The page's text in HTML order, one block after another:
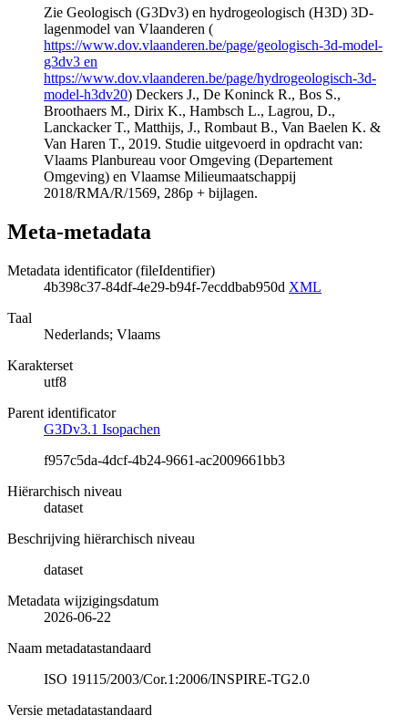
Zie Geologisch (G3Dv3) en hydrogeologisch (H3D) 3D-
lagenmodel van Vlaanderen (
https://www.dov.vlaanderen.be/page/geologisch-3d-model-
g3dv3 en
https://www.dov.vlaanderen.be/page/hydrogeologisch-3d-
model-h3dv20) Deckers J., De Koninck R., Bos S.,
Broothaers M., Dirix K., Hambsch L., Lagrou, D.,
Lanckacker T., Matthijs, J., Rombaut B., Van Baelen K. &
Van Haren T., 2019. Studie uitgevoerd in opdracht van:
Vlaams Planbureau voor Omgeving (Departement
Omgeving) en Vlaamse Milieumaatschappij
2018/RMA/R/1569, 286p + bijlagen.
Meta-metadata
Metadata identificator (fileIdentifier)
4b398c37-84df-4e29-b94f-7ecddbab950d XML
Taal
Nederlands; Vlaams
Karakterset
utf8
Parent identificator
G3Dv3.1 Isopachen
f957c5da-4dcf-4b24-9661-ac2009661bb3
Hiërarchisch niveau
dataset
Beschrijving hiërarchisch niveau
dataset
Metadata wijzigingsdatum
2026-06-22
Naam metadatastandaard
ISO 19115/2003/Cor.1:2006/INSPIRE-TG2.0
Versie metadatastandaard